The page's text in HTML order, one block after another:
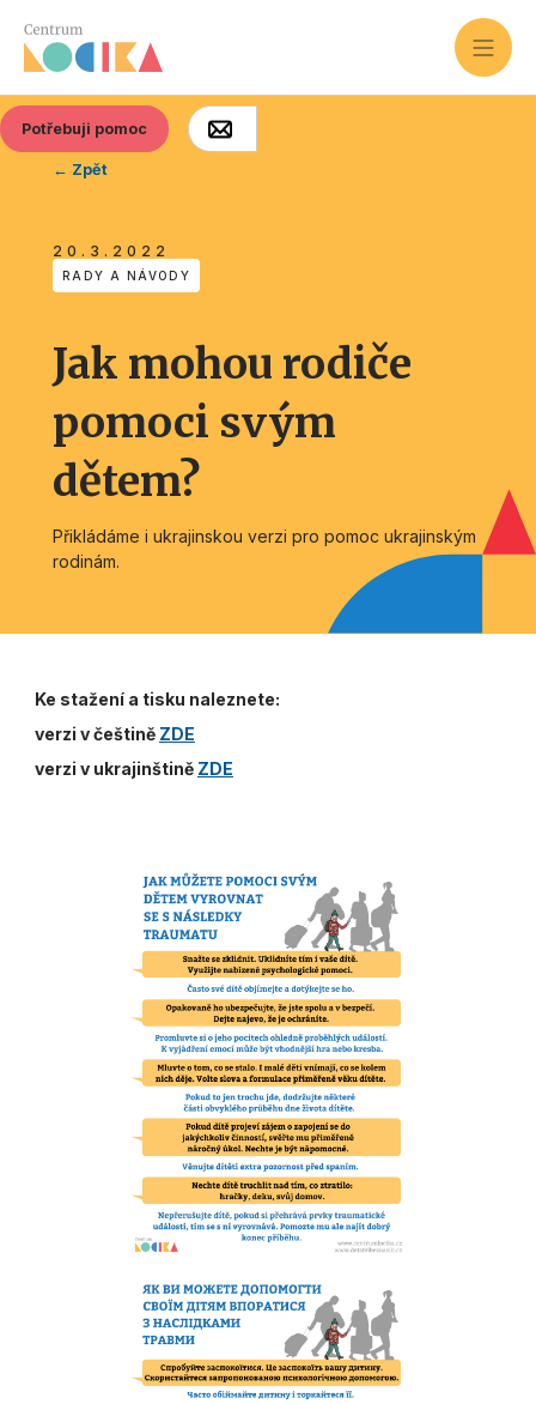
Potřebuji pomoc
← Zpět
20.3.2022
RADY A NÁVODY
Jak mohou rodiče
pomoci svým
dětem?
Přikládáme i ukrajinskou verzi pro pomoc ukrajinským
rodinám.
Ke stažení a tisku naleznete:
verzi v češtině ZDE
verzi v ukrajinštině ZDE